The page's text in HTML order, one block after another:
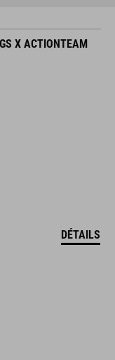
X ACTIONTEAM
DÉTAILS